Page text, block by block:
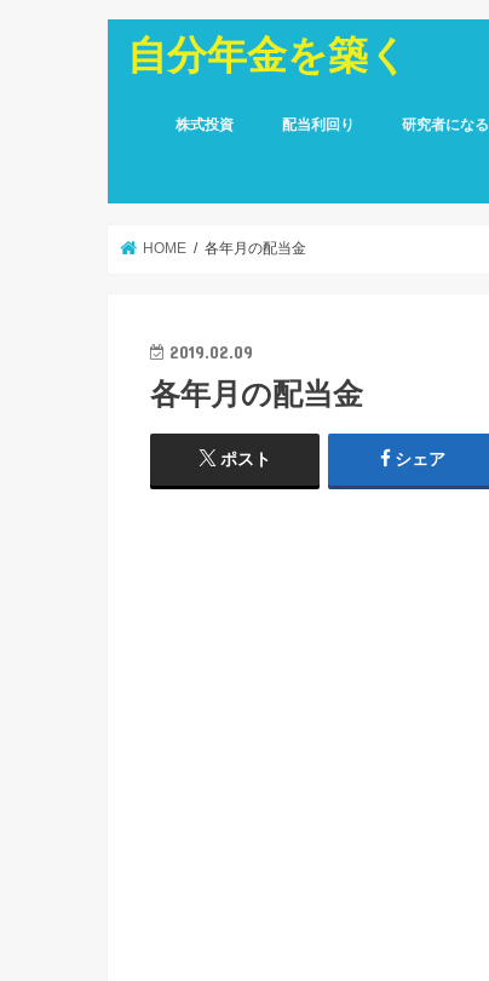
自分年金を築く
株式投資 配当利回り 研究者になる
HOME 各年月の配当金
2019.02.09
各年月の配当金
ポスト シェア